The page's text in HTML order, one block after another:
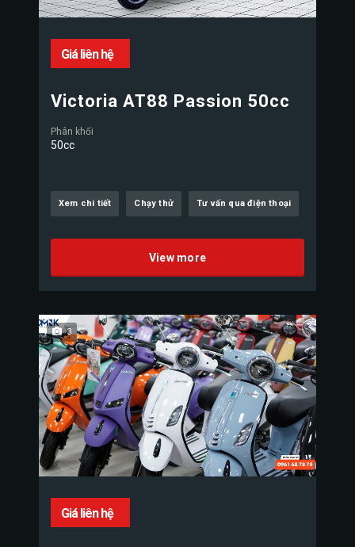
Giá liên hệ
Victoria AT88 Passion 50cc
Phân khối
50cc
Xem chi tiết Chạy thử Tư vấn qua điện thoại
View more
3
Giá liên hệ